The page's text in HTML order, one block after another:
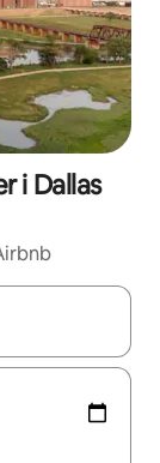
i Dallas
med